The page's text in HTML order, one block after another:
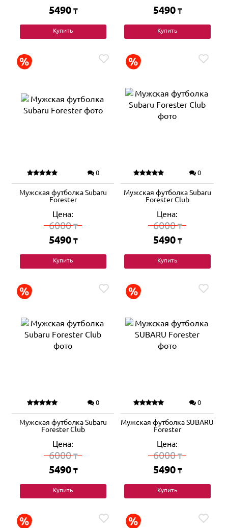
5490 ₸
Купить
5490 ₸
Купить
0
Мужская футболка Subaru
Forester
Цена:
6000₸
5490 ₸
Купить
0
Мужская футболка Subaru
Forester Club
Цена:
6000₸
5490 ₸
Купить
0
Мужская футболка Subaru
Forester Club
Цена:
6000₸
5490 ₸
Купить
0
Мужская футболка SUBARU
Forester
Цена:
6000₸
5490 ₸
Купить